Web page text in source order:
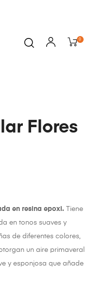
0
Flores
en resina epoxi. Tiene
en tonos suaves y
de diferentes colores,
un aire primaveral
y esponjosa que añade